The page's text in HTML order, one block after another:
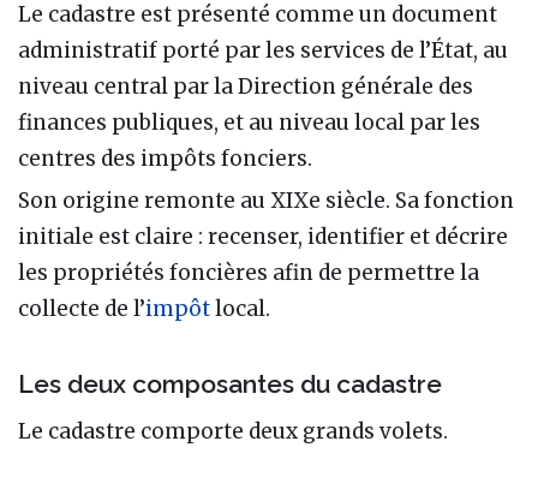
Le cadastre est présenté comme un document
administratif porté par les services de l’État, au
niveau central par la Direction générale des
finances publiques, et au niveau local par les
centres des impôts fonciers.
Son origine remonte au XIXe siècle. Sa fonction
initiale est claire : recenser, identifier et décrire
les propriétés foncières afin de permettre la
collecte de l’impôtlocal.
Les deux composantes du cadastre
Le cadastre comporte deux grands volets.